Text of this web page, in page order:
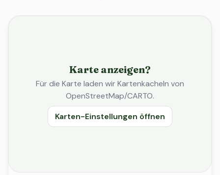
Karte anzeigen?
Für die Karte laden wir Kartenkacheln von
OpenStreetMap/CARTO.
Karten-Einstellungen öffnen